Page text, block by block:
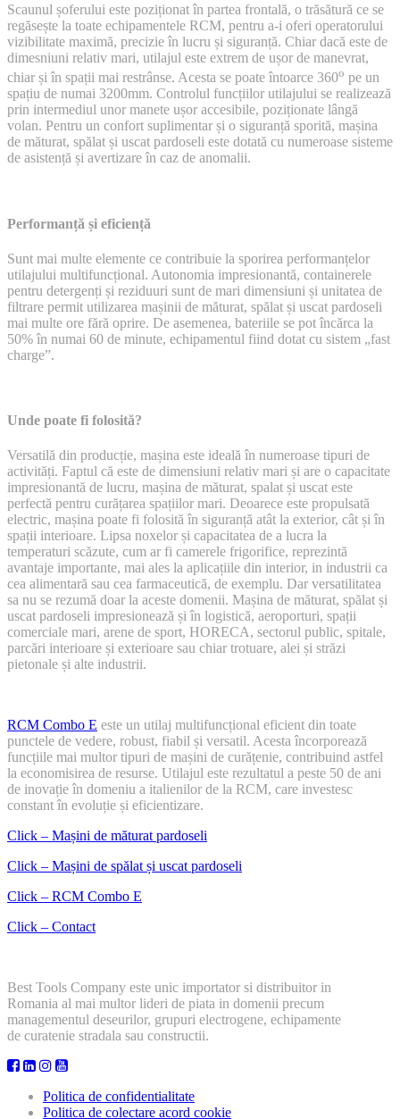
Scaunul șoferului este poziționat în partea frontală, o trăsătură ce se
regăsește la toate echipamentele RCM, pentru a-i oferi operatorului
vizibilitate maximă, precizie în lucru și siguranță. Chiar dacă este de
dimesniuni relativ mari, utilajul este extrem de ușor de manevrat,
chiar și în spații mai restrânse. Acesta se poate întoarce 360o pe un
spațiu de numai 3200mm. Controlul funcțiilor utilajului se realizează
prin intermediul unor manete ușor accesibile, poziționate lângă
volan. Pentru un confort suplimentar și o siguranță sporită, mașina
de măturat, spălat și uscat pardoseli este dotată cu numeroase sisteme
de asistență și avertizare în caz de anomalii.
Performanță și eficiență
Sunt mai multe elemente ce contribuie la sporirea performanțelor
utilajului multifuncțional. Autonomia impresionantă, containerele
pentru detergenți și reziduuri sunt de mari dimensiuni și unitatea de
filtrare permit utilizarea mașinii de măturat, spălat și uscat pardoseli
mai multe ore fără oprire. De asemenea, bateriile se pot încărca la
50% în numai 60 de minute, echipamentul fiind dotat cu sistem „fast
charge”.
Unde poate fi folosită?
Versatilă din producție, mașina este ideală în numeroase tipuri de
activități. Faptul că este de dimensiuni relativ mari și are o capacitate
impresionantă de lucru, mașina de măturat, spalat și uscat este
perfectă pentru curățarea spațiilor mari. Deoarece este propulsată
electric, mașina poate fi folosită în siguranță atât la exterior, cât și în
spații interioare. Lipsa noxelor și capacitatea de a lucra la
temperaturi scăzute, cum ar fi camerele frigorifice, reprezintă
avantaje importante, mai ales la aplicațiile din interior, in industrii ca
cea alimentară sau cea farmaceutică, de exemplu. Dar versatilitatea
sa nu se rezumă doar la aceste domenii. Mașina de măturat, spălat și
uscat pardoseli impresionează și în logistică, aeroporturi, spații
comerciale mari, arene de sport, HORECA, sectorul public, spitale,
parcări interioare și exterioare sau chiar trotuare, alei și străzi
pietonale și alte industrii.
RCM Combo E este un utilaj multifuncțional eficient din toate
punctele de vedere, robust, fiabil și versatil. Acesta încorporează
funcțiile mai multor tipuri de mașini de curățenie, contribuind astfel
la economisirea de resurse. Utilajul este rezultatul a peste 50 de ani
de inovație în domeniu a italienilor de la RCM, care investesc
constant în evoluție și eficientizare.
Click – Mașini de măturat pardoseli
Click – Mașini de spălat și uscat pardoseli
Click – RCM Combo E
Click – Contact
Best Tools Company este unic importator si distribuitor in
Romania al mai multor lideri de piata in domenii precum
managementul deseurilor, grupuri electrogene, echipamente
de curatenie stradala sau constructii.
Politica de confidentialitate
Politica de colectare acord cookie